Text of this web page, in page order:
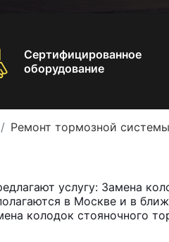
Сертифицированное
оборудование
Ремонт тормозной
услугу: Замена
в Москве и в
колодок стояночного